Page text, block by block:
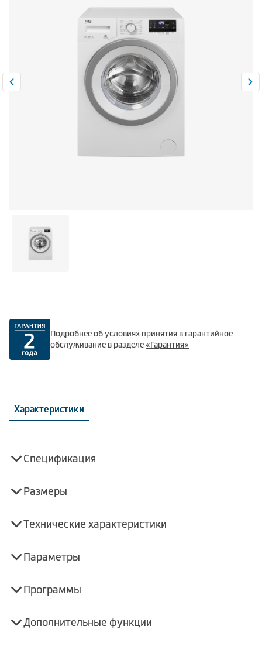
Климатическая техника
Подробнее об условиях принятия в гарантийное
обслуживание в разделе«Гарантия»
Характеристики
Спецификация
Размеры
Технические характеристики
Параметры
Программы
Дополнительные функции